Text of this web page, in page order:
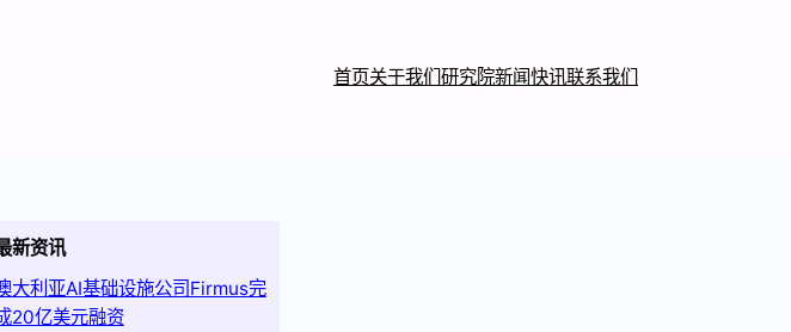
首页关于我们 研究院新闻快讯联系我们
新资讯
大利亚AI基础设施公司Firmus完
20亿美元融资